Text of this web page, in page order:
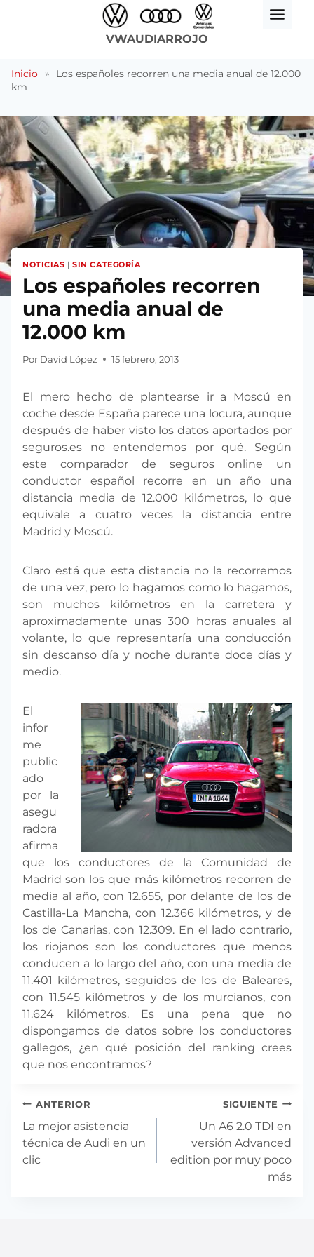
VWAUDIARROJO
Inicio »
Los españoles recorren una media anual de 12.000
km
NOTICIAS |SIN CATEGORÍA
Los españoles recorren
una media anual de
12.000 km
Por David López 15 febrero, 2013
El mero hecho de plantearse ir a Moscú en
coche desde España parece una locura, aunque
después de haber visto los datos aportados por
seguros.es no entendemos por qué. Según
este comparador de seguros online un
conductor español recorre en un año una
distancia media de 12.000 kilómetros, lo que
equivale a cuatro veces la distancia entre
Madrid y Moscú.
Claro está que esta distancia no la recorremos
de una vez, pero lo hagamos como lo hagamos,
son muchos kilómetros en la carretera y
aproximadamente unas 300 horas anuales al
volante, lo que representaría una conducción
sin descanso día y noche durante doce días y
medio.
El
infor
me
public
ado
por la
asegu
radora
afirma
que los conductores de la Comunidad de
Madrid son los que más kilómetros recorren de
media al año, con 12.655, por delante de los de
Castilla-La Mancha, con 12.366 kilómetros, y de
los de Canarias, con 12.309. En el lado contrario,
los riojanos son los conductores que menos
conducen a lo largo del año, con una media de
11.401 kilómetros, seguidos de los de Baleares,
con 11.545 kilómetros y de los murcianos, con
11.624 kilómetros. Es una pena que no
dispongamos de datos sobre los conductores
gallegos, ¿en qué posición del ranking crees
que nos encontramos?
Navegación
de
entradas
ANTERIOR
La mejor asistencia
técnica de Audi en un
clic
SIGUIENTE
Un A6 2.0 TDI en
versión Advanced
edition por muy poco
más